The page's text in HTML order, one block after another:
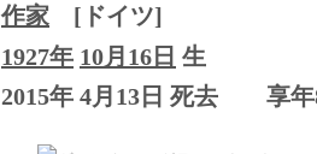
作家
[ドイツ]
1927年 10月16日 生
2015年 4月13日 死去
享